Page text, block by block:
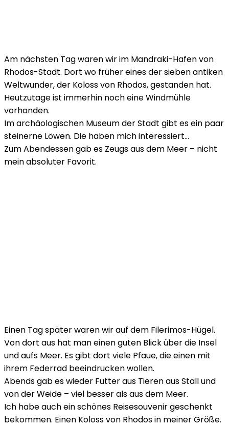
Am nächsten Tag waren wir im Mandraki-Hafen von
Rhodos-Stadt. Dort wo früher eines der sieben antiken
Weltwunder, der Koloss von Rhodos, gestanden hat.
Heutzutage ist immerhin noch eine Windmühle
vorhanden.
Im archäologischen Museum der Stadt gibt es ein paar
steinerne Löwen. Die haben mich interessiert…
Zum Abendessen gab es Zeugs aus dem Meer – nicht
mein absoluter Favorit.
Einen Tag später waren wir auf dem Filerimos-Hügel.
Von dort aus hat man einen guten Blick über die Insel
und aufs Meer. Es gibt dort viele Pfaue, die einen mit
ihrem Federrad beeindrucken wollen.
Abends gab es wieder Futter aus Tieren aus Stall und
von der Weide – viel besser als aus dem Meer.
Ich habe auch ein schönes Reisesouvenir geschenkt
bekommen. Einen Koloss von Rhodos in meiner Größe.